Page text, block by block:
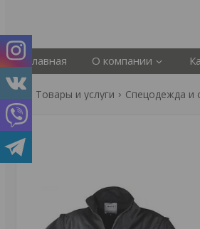
Главная О компании
Товары и услуги Спецодежда и